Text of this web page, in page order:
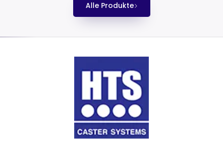
Alle Produkte